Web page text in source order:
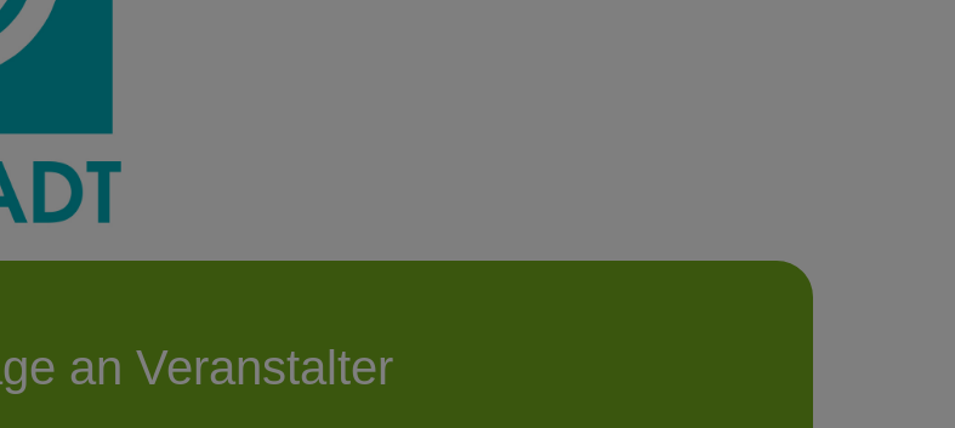
an Veranstalter